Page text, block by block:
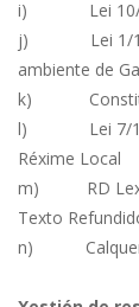
i) Lei 10/
j) Lei 1/
ambiente de
k)
l) Lei 7/1985,
Réxime Local
m) RD
Texto
n) Calquera